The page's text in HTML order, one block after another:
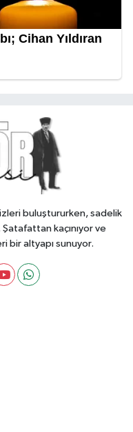
buluştururken, sadelik
kaçınıyor ve
bir altyapı sunuyor.